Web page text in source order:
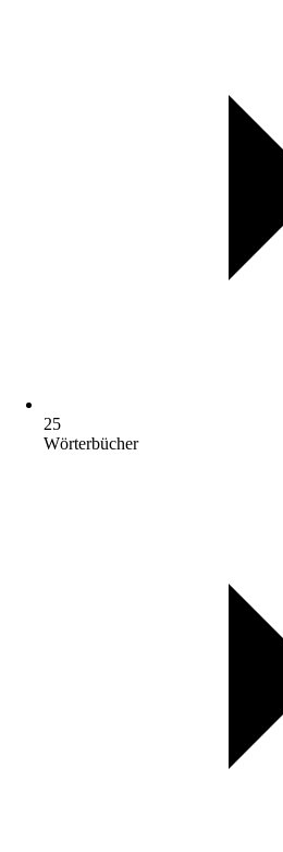
25
Wörterbücher